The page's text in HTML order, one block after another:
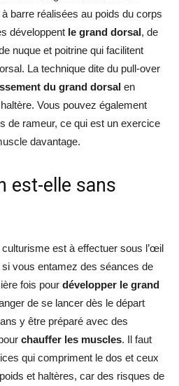
barre réalisées au poids du corps
développent le grand dorsal, de
nuque et poitrine qui facilitent
La technique dite du pull-over
du grand dorsal en
Vous pouvez également
de rameur, ce qui est un exercice
davantage.
est-elle sans
culturisme est à effectuer sous l’œil
si vous entamez des séances de
fois pour développer le grand
de se lancer dès le départ
y être préparé avec des
chauffer les muscles. Il faut
qui compriment le dos et ceux
et haltères, car des risques de